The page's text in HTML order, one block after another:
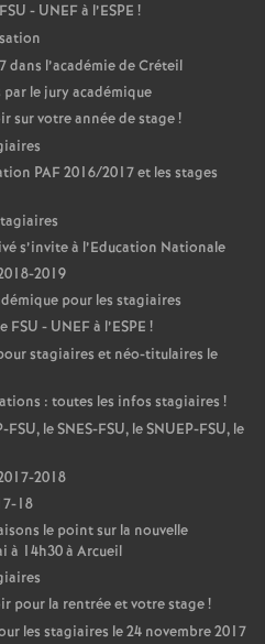
FSU - UNEFà l’ESPE !
l’académie de Créteil
le jury académique
sur votre année de stage!
PAF2016/2017 et les stages
s’invite à l’Education Nationale
2019
pour les stagiaires
FSU - UNEFà l’ESPE !
stagiaires et néo-titulaires le
: toutes les infos stagiaires !
-FSU, leSNES-FSU, leSNUEP-FSU, le
2018
18
le point sur la nouvelle
à 14h30 à Arcueil
pour la rentrée et votre stage!
les stagiaires le 24 novembre 2017